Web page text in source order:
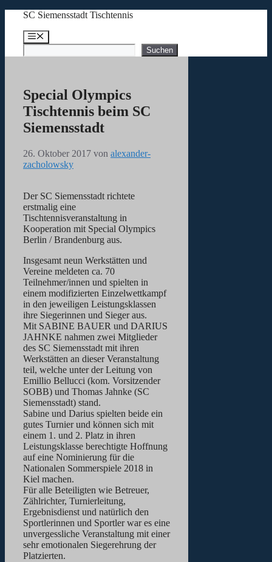
springen
SC Siemensstadt Tischtennis
Menü
Suchen Suchen
Special Olympics
Tischtennis beim SC
Siemensstadt
26. Oktober 2017 von alexander-
zacholowsky
Der SC Siemensstadt richtete
erstmalig eine
Tischtennisveranstaltung in
Kooperation mit Special Olympics
Berlin / Brandenburg aus.
Insgesamt neun Werkstätten und
Vereine meldeten ca. 70
Teilnehmer/innen und spielten in
einem modifizierten Einzelwettkampf
in den jeweiligen Leistungsklassen
ihre Siegerinnen und Sieger aus.
Mit SABINE BAUER und DARIUS
JAHNKE nahmen zwei Mitglieder
des SC Siemensstadt mit ihren
Werkstätten an dieser Veranstaltung
teil, welche unter der Leitung von
Emillio Bellucci (kom. Vorsitzender
SOBB) und Thomas Jahnke (SC
Siemensstadt) stand.
Sabine und Darius spielten beide ein
gutes Turnier und können sich mit
einem 1. und 2. Platz in ihren
Leistungsklasse berechtigte Hoffnung
auf eine Nominierung für die
Nationalen Sommerspiele 2018 in
Kiel machen.
Für alle Beteiligten wie Betreuer,
Zählrichter, Turnierleitung,
Ergebnisdienst und natürlich den
Sportlerinnen und Sportler war es eine
unvergessliche Veranstaltung mit einer
sehr emotionalen Siegerehrung der
Platzierten.